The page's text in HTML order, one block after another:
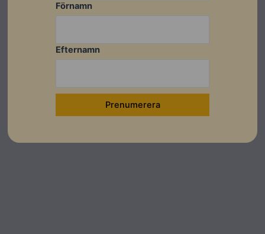
Datablad
Bisol spectrum Produktbroschyr
Förnamn
Efternamn